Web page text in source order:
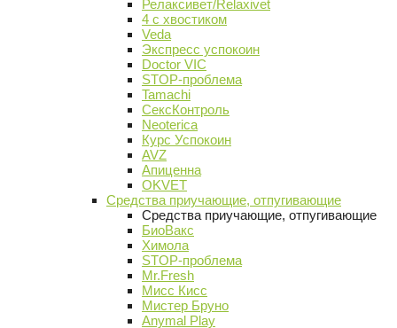
Релаксивет/Relaxivet
4 с хвостиком
Veda
Экспресс успокоин
Doctor VIC
STOP-проблема
Tamachi
СексКонтроль
Neoterica
Курс Успокоин
AVZ
Апиценна
OKVET
Средства приучающие, отпугивающие
Средства приучающие, отпугивающие
БиоВакс
Химола
STOP-проблема
Mr.Fresh
Мисс Кисс
Мистер Бруно
Anymal Play